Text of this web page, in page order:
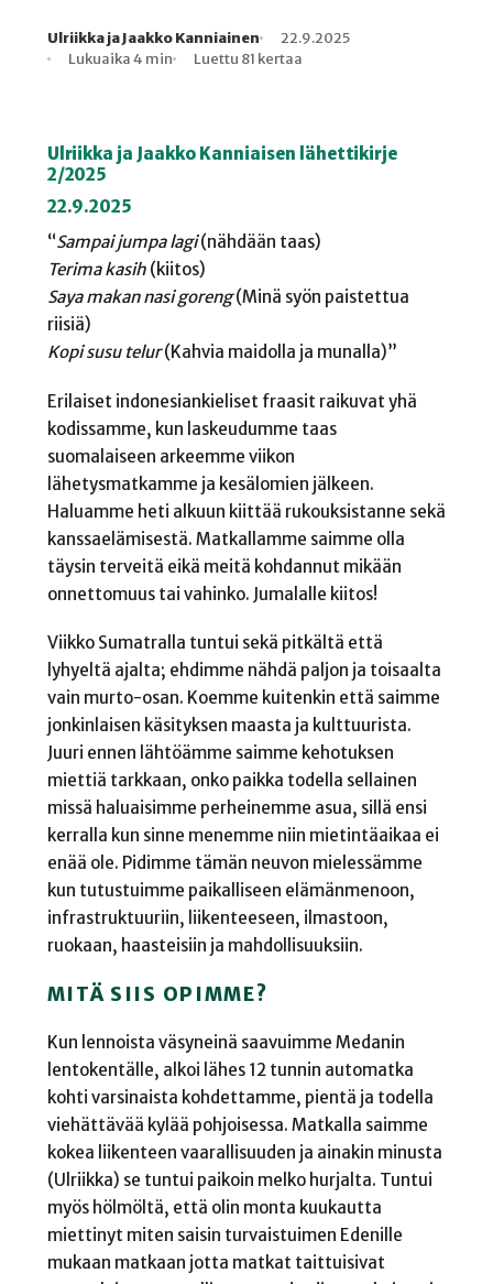
Kirjoittaja
Ulriikka ja Jaakko Kanniainen
Julkaistu
22.9.2025
Lukuaika
Lukuaika 4 min
Lukukertoja Luettu 81 kertaa
Ulriikka ja Jaakko Kanniaisen lähettikirje
2/2025
22.9.2025
“Sampai jumpa lagi(nähdään taas)
Terima kasih(kiitos)
Saya makan nasi goreng(Minä syön paistettua
riisiä)
Kopi susu telur(Kahvia maidolla ja munalla)”
Erilaiset indonesiankieliset fraasit raikuvat yhä
kodissamme, kun laskeudumme taas
suomalaiseen arkeemme viikon
lähetysmatkamme ja kesälomien jälkeen.
Haluamme heti alkuun kiittää rukouksistanne sekä
kanssaelämisestä. Matkallamme saimme olla
täysin terveitä eikä meitä kohdannut mikään
onnettomuus tai vahinko. Jumalalle kiitos!
Viikko Sumatralla tuntui sekä pitkältä että
lyhyeltä ajalta; ehdimme nähdä paljon ja toisaalta
vain murto-osan. Koemme kuitenkin että saimme
jonkinlaisen käsityksen maasta ja kulttuurista.
Juuri ennen lähtöämme saimme kehotuksen
miettiä tarkkaan, onko paikka todella sellainen
missä haluaisimme perheinemme asua, sillä ensi
kerralla kun sinne menemme niin mietintäaikaa ei
enää ole. Pidimme tämän neuvon mielessämme
kun tutustuimme paikalliseen elämänmenoon,
infrastruktuuriin, liikenteeseen, ilmastoon,
ruokaan, haasteisiin ja mahdollisuuksiin.
MITÄ SIIS OPIMME?
Kun lennoista väsyneinä saavuimme Medanin
lentokentälle, alkoi lähes 12 tunnin automatka
kohti varsinaista kohdettamme, pientä ja todella
viehättävää kylää pohjoisessa. Matkalla saimme
kokea liikenteen vaarallisuuden ja ainakin minusta
(Ulriikka) se tuntui paikoin melko hurjalta. Tuntui
myös hölmöltä, että olin monta kuukautta
miettinyt miten saisin turvaistuimen Edenille
mukaan matkaan jotta matkat taittuisivat